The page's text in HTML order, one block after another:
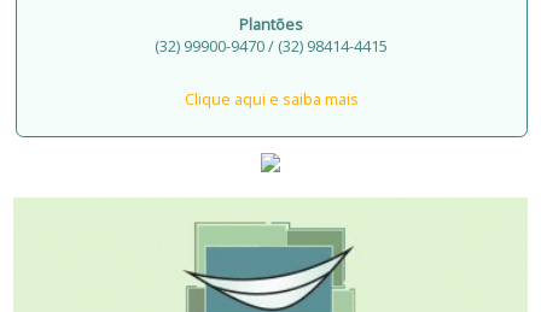
Plantões
(32) 99900-9470 / (32) 98414-4415
Clique aqui e saiba mais